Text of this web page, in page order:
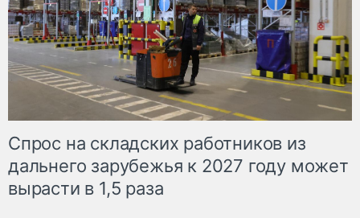
Спрос на складских работников из
дальнего зарубежья к 2027 году может
вырасти в 1,5 раза